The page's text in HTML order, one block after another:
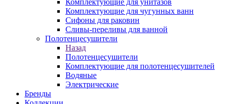
Комплектующие для унитазов
Комплектующие для чугунных ванн
Сифоны для раковин
Сливы-переливы для ванной
Полотенцесушители
Назад
Полотенцесушители
Комплектующие для полотенцесушителей
Водяные
Электрические
Бренды